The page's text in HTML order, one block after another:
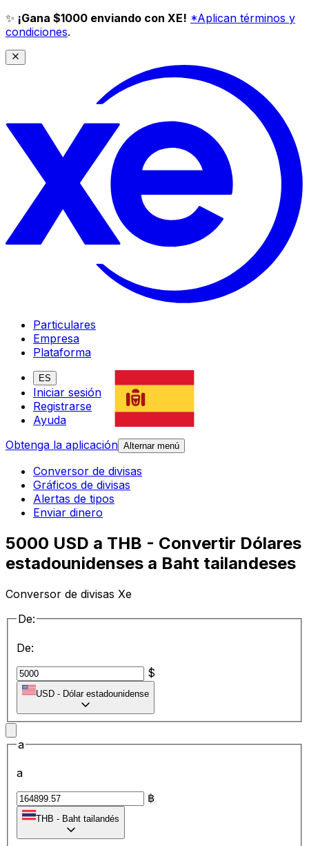
✨ ¡Gana $1000 enviando con XE! *Aplican términos y
condiciones.
Particulares
Empresa
Plataforma
ES
Iniciar sesión
Registrarse
Ayuda
Obtenga la aplicación Alternar menú
Conversor de divisas
Gráficos de divisas
Alertas de tipos
Enviar dinero
5000 USD a THB - Convertir Dólares
estadounidenses a Baht tailandeses
Conversor de divisas Xe
De:
De:
$
USD - Dólar estadounidense
a
a
฿
THB - Baht tailandés